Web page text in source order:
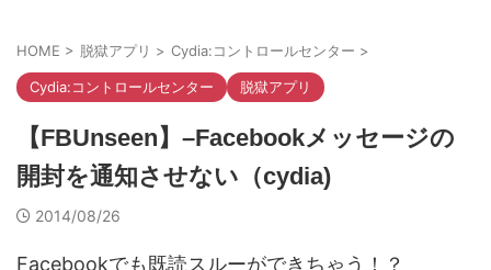
HOME > 脱獄アプリ > Cydia:コントロールセンター >
Cydia:コントロールセンター 脱獄アプリ
【FBUnseen】–Facebookメッセージの
開封を通知させない（cydia)
2014/08/26
Facebookでも既読スルーができちゃう！？